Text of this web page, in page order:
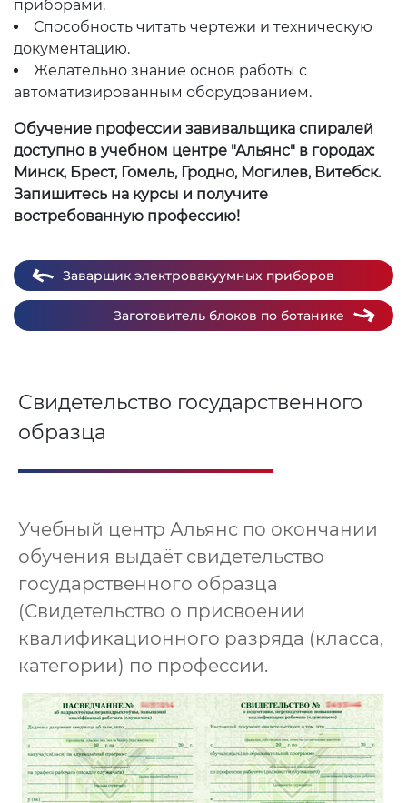
приборами.
Способность читать чертежи и техническую
документацию.
Желательно знание основ работы с
автоматизированным оборудованием.
Обучение профессии завивальщика спиралей
доступно в учебном центре "Альянс" в городах:
Минск, Брест, Гомель, Гродно, Могилев, Витебск.
Запишитесь на курсы и получите
востребованную профессию!
Заварщик электровакуумных приборов
Заготовитель блоков по ботанике
Свидетельство государственного
образца
Учебный центр Альянс по окончании
обучения выдаёт свидетельство
государственного образца
(Свидетельство о присвоении
квалификационного разряда (класса,
категории) по профессии.